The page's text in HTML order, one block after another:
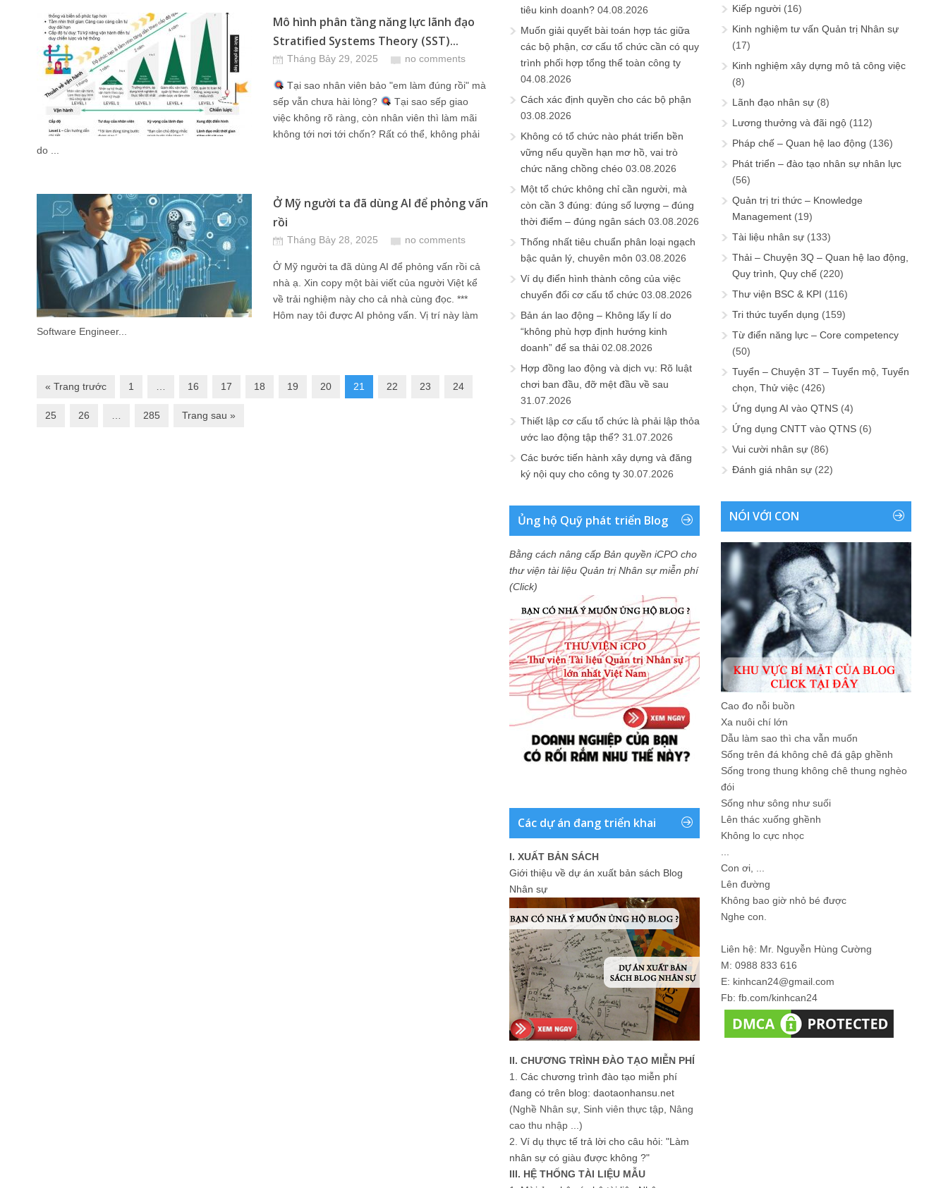
Mô hình phân tầng năng lực lãnh đạo
Stratified Systems Theory (SST)...
Tháng Bảy 29, 2025 no comments
Tại sao nhân viên bảo "em làm đúng rồi" mà
sếp vẫn chưa hài lòng?
Tại sao sếp giao
việc không rõ ràng, còn nhân viên thì làm mãi
không tới nơi tới chốn? Rất có thể, không phải
do ...
Ở Mỹ người ta đã dùng AI để phỏng vấn
rồi
Tháng Bảy 28, 2025 no comments
Ở Mỹ người ta đã dùng AI để phỏng vấn rồi cả
nhà ạ. Xin copy một bài viết của người Việt kể
về trải nghiệm này cho cả nhà cùng đọc. ***
Hôm nay tôi được AI phỏng vấn. Vị trí này làm
Software Engineer...
« Trang trước 1 16 17 18 19 20 21 22 23 24
25 26 285 Trang sau »
tiêu kinh doanh? 04.08.2026
Muốn giải quyết bài toán hợp tác giữa
các bộ phận, cơ cấu tổ chức cần có quy
trình phối hợp tổng thể toàn công ty
04.08.2026
Cách xác định quyền cho các bộ phận
03.08.2026
Không có tổ chức nào phát triển bền
vững nếu quyền hạn mơ hồ, vai trò
chức năng chồng chéo 03.08.2026
Một tổ chức không chỉ cần người, mà
còn cần 3 đúng: đúng số lượng – đúng
thời điểm – đúng ngân sách 03.08.2026
Thống nhất tiêu chuẩn phân loại ngạch
bậc quản lý, chuyên môn 03.08.2026
Ví dụ điển hình thành công của việc
chuyển đổi cơ cấu tổ chức 03.08.2026
Bản án lao động – Không lấy lí do
“không phù hợp định hướng kinh
doanh” để sa thải 02.08.2026
Hợp đồng lao động và dịch vụ: Rõ luật
chơi ban đầu, đỡ mệt đầu về sau
31.07.2026
Thiết lập cơ cấu tổ chức là phải lập thỏa
ước lao động tập thể? 31.07.2026
Các bước tiến hành xây dựng và đăng
ký nội quy cho công ty 30.07.2026
Ủng hộ Quỹ phát triển Blog
Bằng cách nâng cấp Bản quyền iCPO cho
thư viện tài liệu Quản trị Nhân sự miễn phí
(Click)
Các dự án đang triển khai
I. XUẤT BẢN SÁCH
Giới thiệu về dự án xuất bản sách Blog
Nhân sự
II. CHƯƠNG TRÌNH ĐÀO TẠO MIỄN PHÍ
1. Các chương trình đào tạo miễn phí
đang có trên blog: daotaonhansu.net
(Nghề Nhân sự, Sinh viên thực tập, Nâng
cao thu nhập ...)
2. Ví dụ thực tế trả lời cho câu hỏi: "Làm
nhân sự có giàu được không ?"
III. HỆ THỐNG TÀI LIỆU MẪU
Kiếp người (16)
Kinh nghiệm tư vấn Quản trị Nhân sự
(17)
Kinh nghiệm xây dựng mô tả công việc
(8)
Lãnh đạo nhân sự (8)
Lương thưởng và đãi ngộ (112)
Pháp chế – Quan hệ lao động (136)
Phát triển – đào tạo nhân sự nhân lực
(56)
Quản trị tri thức – Knowledge
Management (19)
Tài liệu nhân sự (133)
Thải – Chuyện 3Q – Quan hệ lao động,
Quy trình, Quy chế (220)
Thư viện BSC & KPI (116)
Tri thức tuyển dụng (159)
Từ điển năng lực – Core competency
(50)
Tuyển – Chuyện 3T – Tuyển mộ, Tuyển
chọn, Thử việc (426)
Ứng dụng AI vào QTNS (4)
Ứng dụng CNTT vào QTNS (6)
Vui cười nhân sự (86)
Đánh giá nhân sự (22)
NÓI VỚI CON
Cao đo nỗi buồn
Xa nuôi chí lớn
Dẫu làm sao thì cha vẫn muốn
Sống trên đá không chê đá gập ghềnh
Sống trong thung không chê thung nghèo
đói
Sống như sông như suối
Lên thác xuống ghềnh
Không lo cực nhọc
Con ơi, ...
Lên đường
Không bao giờ nhỏ bé được
Nghe con.
Liên hệ: Mr. Nguyễn Hùng Cường
M: 0988 833 616
E: kinhcan24@gmail.com
Fb: fb.com/kinhcan24